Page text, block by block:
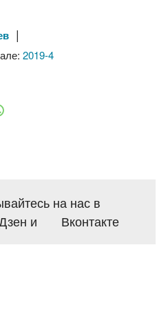
|
2019-4
на нас в
и Вконтакте